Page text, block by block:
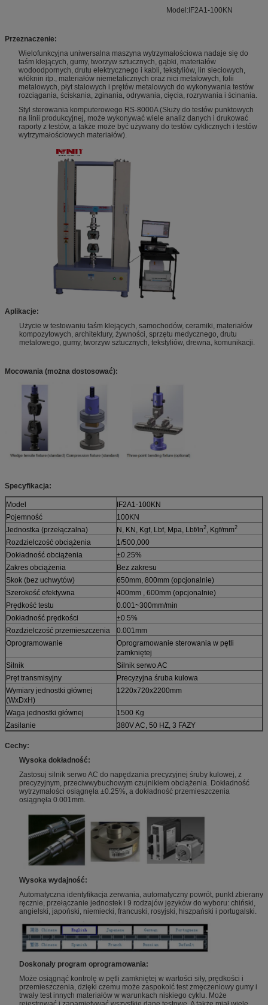
Model:IF2A1-100KN
Przeznaczenie:
Wielofunkcyjna uniwersalna maszyna wytrzymałościowa nadaje się do
taśm klejących, gumy, tworzyw sztucznych, gąbki, materiałów
wodoodpornych, drutu elektrycznego i kabli, tekstyliów, lin sieciowych,
włóknin itp., materiałów niemetalicznych oraz nici metalowych, folii
metalowych, płyt stalowych i prętów metalowych do wykonywania testów
rozciągania, ściskania, zginania, odrywania, cięcia, rozrywania i ścinania.
Styl sterowania komputerowego RS-8000A (Służy do testów punktowych
na linii produkcyjnej, może wykonywać wiele analiz danych i drukować
raporty z testów, a także może być używany do testów cyklicznych i testów
wytrzymałościowych materiałów).
Aplikacje:
Użycie w testowaniu taśm klejących, samochodów, ceramiki, materiałów
kompozytowych, architektury, żywności, sprzętu medycznego, drutu
metalowego, gumy, tworzyw sztucznych, tekstyliów, drewna, komunikacji.
Mocowania (można dostosować):
Specyfikacja:
Model
IF2A1-100KN
Pojemność
100KN
Jednostka (przełączalna)
N, KN, Kgf, Lbf, Mpa, Lbf/In2 , Kgf/mm2
Rozdzielczość obciążenia
1/500,000
Dokładność obciążenia
±0.25%
Zakres obciążenia
Bez zakresu
Skok (bez uchwytów)
650mm, 800mm (opcjonalnie)
Szerokość efektywna
400mm , 600mm (opcjonalnie)
Prędkość testu
0.001~300mm/min
Dokładność prędkości
±0.5%
Rozdzielczość przemieszczenia
0.001mm
Oprogramowanie
Oprogramowanie sterowania w pętli
zamkniętej
Silnik
Silnik serwo AC
Pręt transmisyjny
Precyzyjna śruba kulowa
Wymiary jednostki głównej
(WxDxH)
1220x720x2200mm
Waga jednostki głównej
1500 Kg
Zasilanie
380V AC, 50 HZ, 3 FAZY
Cechy:
Wysoka dokładność:
Zastosuj silnik serwo AC do napędzania precyzyjnej śruby kulowej, z
precyzyjnym, przeciwwybuchowym czujnikiem obciążenia. Dokładność
wytrzymałości osiągnęła ±0.25%, a dokładność przemieszczenia
osiągnęła 0.001mm.
Wysoka wydajność:
Automatyczna identyfikacja zerwania, automatyczny powrót, punkt zbierany
ręcznie, przełączanie jednostek i 9 rodzajów języków do wyboru: chiński,
angielski, japoński, niemiecki, francuski, rosyjski, hiszpański i portugalski.
Doskonały program oprogramowania:
Może osiągnąć kontrolę w pętli zamkniętej w wartości siły, prędkości i
przemieszczenia, dzięki czemu może zaspokoić test zmęczeniowy gumy i
trwały test innych materiałów w warunkach niskiego cyklu. Może